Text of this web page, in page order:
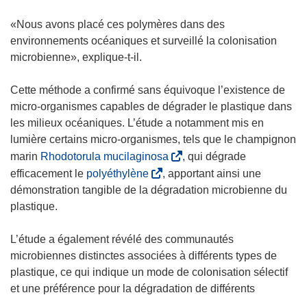
«Nous avons placé ces polymères dans des
environnements océaniques et surveillé la colonisation
microbienne», explique-t-il.
Cette méthode a confirmé sans équivoque l’existence de
micro-organismes capables de dégrader le plastique dans
les milieux océaniques. L’étude a notamment mis en
lumière certains micro-organismes, tels que le champignon
marin Rhodotorula mucilaginosa
s
’
v
r
e
d
, qui dégrade
efficacement le polyéthylène(
s
u
v
r
e
, apportant ainsi une
démonstration tangible de la dégradation microbienne du
plastique.
L’étude a également révélé des communautés
microbiennes distinctes associées à différents types de
plastique, ce qui indique un mode de colonisation sélectif
et une préférence pour la dégradation de différents